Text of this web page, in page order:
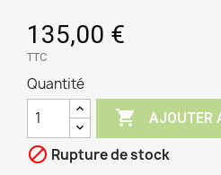
135,00 €
TTC
Quantité
 AJOUTER
 Rupture de stock